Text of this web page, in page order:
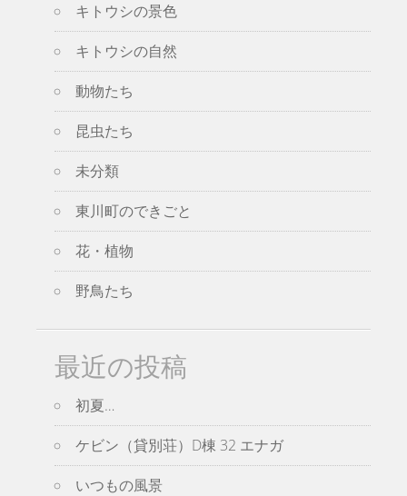
キトウシの景色
キトウシの自然
動物たち
昆虫たち
未分類
東川町のできごと
花・植物
野鳥たち
最近の投稿
初夏…
ケビン（貸別荘）D棟 32 エナガ
いつもの風景